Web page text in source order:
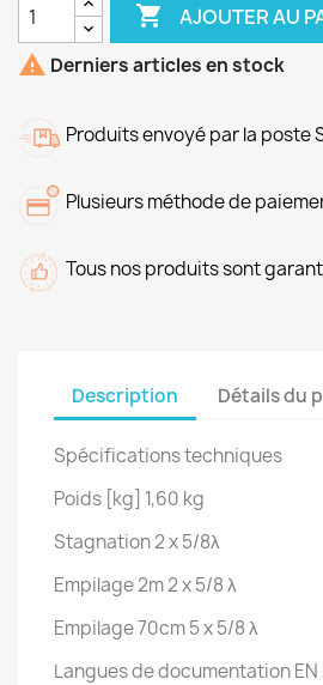
 AJOUTER AU
 Derniers articles en stock
Produits envoyé par la poste
Plusieurs méthode de
Tous nos produits sont
Description Détails du
Spécifications techniques
Poids [kg] 1,60 kg
Stagnation 2 x 5/8λ
Empilage 2m 2 x 5/8 λ
Empilage 70cm 5 x 5/8 λ
Langues de documentation EN